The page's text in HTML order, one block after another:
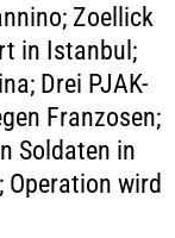
Zoellick
in Istanbul;
Drei PJAK-
Franzosen;
Soldaten in
Operation wird